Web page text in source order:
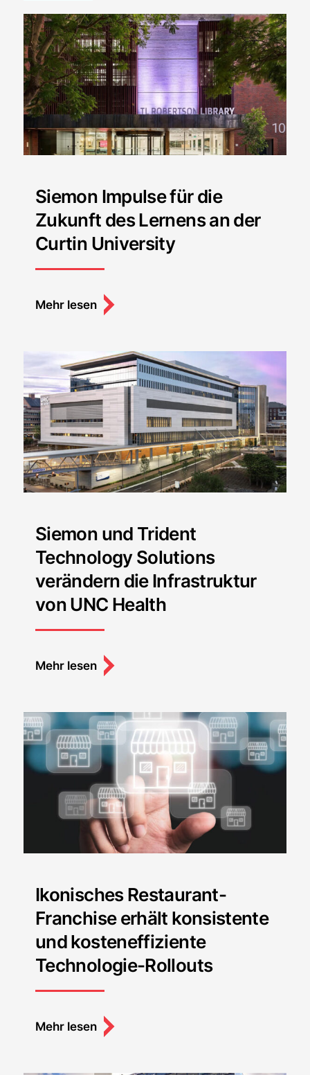
Siemon Impulse für die
Zukunft des Lernens an der
Curtin University
Mehr lesen
Siemon und Trident
Technology Solutions
verändern die Infrastruktur
von UNC Health
Mehr lesen
Ikonisches Restaurant-
Franchise erhält konsistente
und kosteneffiziente
Technologie-Rollouts
Mehr lesen